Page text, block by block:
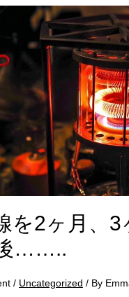
を2ヶ月、3
……..
/ Uncategorized / By